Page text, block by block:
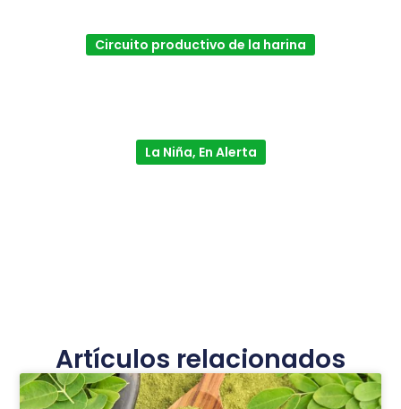
Circuito productivo de la harina
La Niña, En Alerta
Artículos relacionados